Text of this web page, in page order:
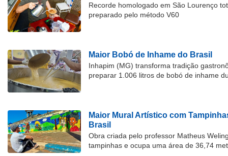
Recorde homologado em São Lourenço
preparado pelo método V60
Maior Bobó de Inhame do Brasil
Inhapim (MG) transforma tradição
preparar 1.006 litros de bobó de inhame
Maior Mural Artístico com
Brasil
Obra criada pelo professor Matheus
tampinhas e ocupa uma área de 36,74